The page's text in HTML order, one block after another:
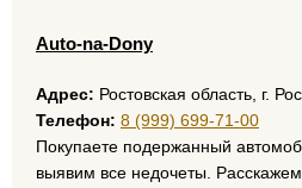
Auto-na-Dony
Адрес: Ростовская область, г.
Телефон: 8 (999) 699-71-00
Покупаете подержанный
выявим все недочеты.